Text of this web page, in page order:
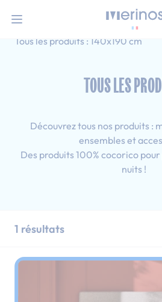
Accueil
Simple
Tous les produits : 140x190 cm
TOUS LES
Découvrez tous nos produits :
ensembles et
Des produits 100% cocorico
nuits !
1 résultats